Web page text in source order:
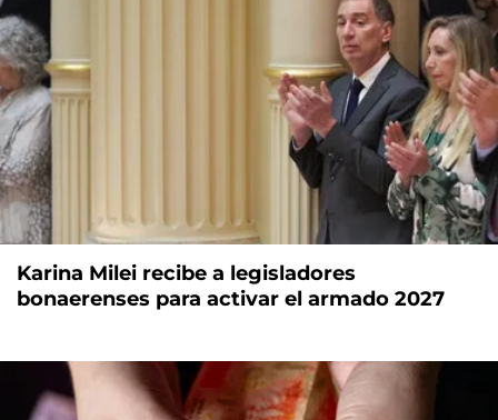
Karina Milei recibe a legisladores
bonaerenses para activar el armado 2027